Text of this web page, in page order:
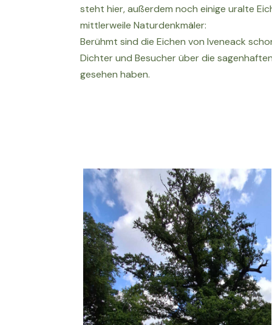
steht hier, außerdem noch einige uralte
mittlerweile Naturdenkmäler:
Berühmt sind die Eichen von Iveneack
Dichter und Besucher über die
gesehen haben.